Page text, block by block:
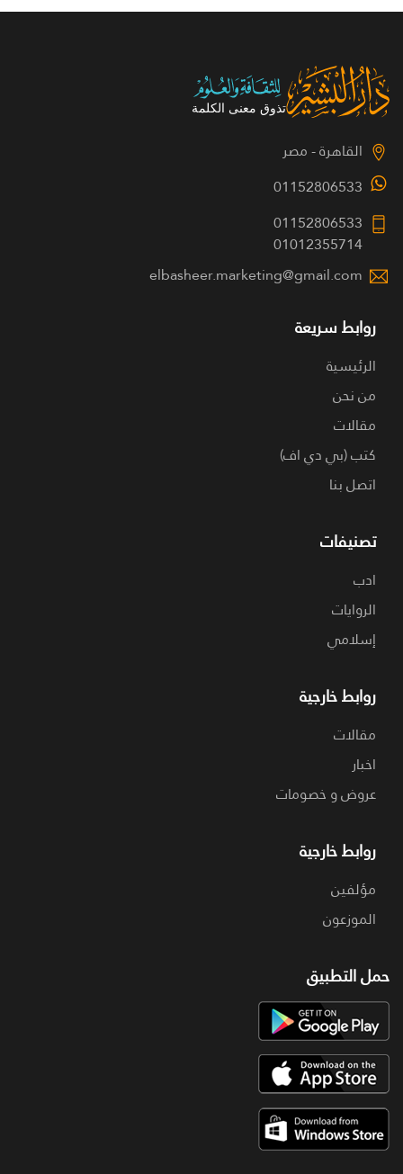
القاهرة - مصر
01152806533
01152806533
01012355714
elbasheer.marketing@gmail.com
روابط سريعة
الرئيسية
من نحن
مقالات
كتب (بي دي اف)
اتصل بنا
تصنيفات
ادب
الروايات
إسلامي
روابط خارجية
مقالات
اخبار
عروض و خصومات
روابط خارجية
مؤلفين
الموزعون
حمل التطبيق